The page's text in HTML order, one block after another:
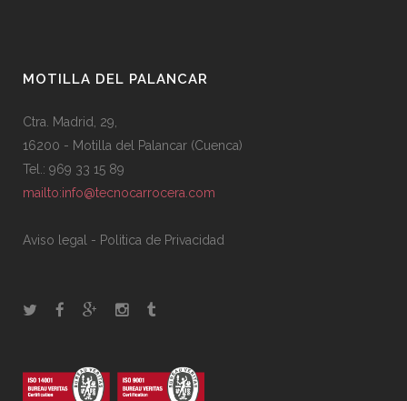
MOTILLA DEL PALANCAR
Ctra. Madrid, 29,
16200 - Motilla del Palancar (Cuenca)
Tel.: 969 33 15 89
mailto:info@tecnocarrocera.com
Aviso legal - Politica de Privacidad